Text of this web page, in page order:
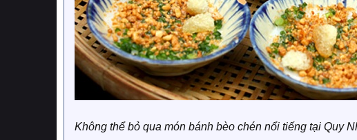
Không thể bỏ qua món bánh bèo chén nổi tiếng tại Quy